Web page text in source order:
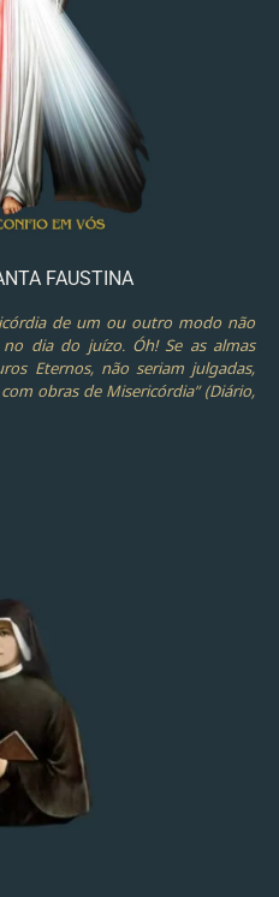
FAUSTINA
de um ou outro modo não
dia do juízo. Óh! Se as almas
Eternos, não seriam julgadas,
obras de Misericórdia” (Diário,